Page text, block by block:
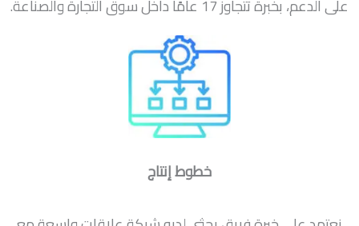
على الدعم، بخبرة تتجاوز 17 عامًا داخل سوق التجارة والصناعة.
خطوط إنتاج